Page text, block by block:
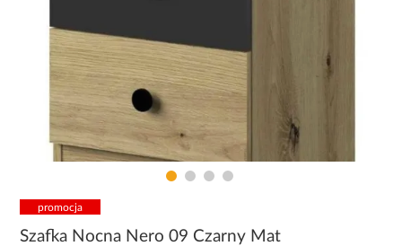
promocja
Szafka Nocna Nero 09 Czarny Mat